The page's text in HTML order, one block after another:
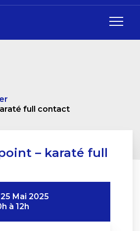
full contact
– karaté full
Mai 2025
à 12h